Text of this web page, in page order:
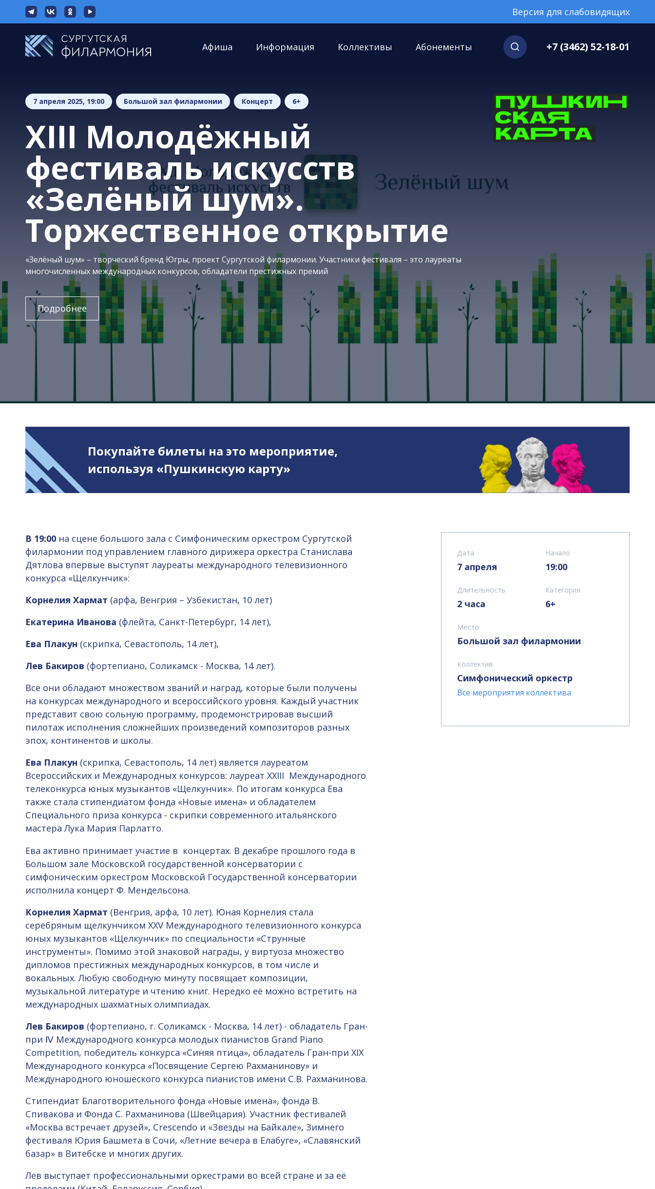
Версия для слабовидящих
Афиша Информация Коллективы Абонементы +7 (3462) 52-18-01
7 апреля 2025, 19:00 Большой зал филармонии Концерт 6+
XIII Молодёжный
фестиваль искусств
«Зелёный шум».
Торжественное открытие
«Зелёный шум» – творческий бренд Югры, проект Сургутской филармонии. Участники фестиваля – это лауреаты
многочисленных международных конкурсов, обладатели престижных премий
Подробнее
Покупайте билеты на это мероприятие,
используя «Пушкинскую карту»
В 19:00 на сцене большого зала с Симфоническим оркестром Сургутской
филармонии под управлением главного дирижера оркестра Станислава
Дятлова впервые выступят лауреаты международного телевизионного
конкурса «Щелкунчик»:
Корнелия Хармат (арфа, Венгрия – Узбекистан, 10 лет)
Екатерина Иванова (флейта, Санкт-Петербург, 14 лет),
Ева Плакун (скрипка, Севастополь, 14 лет),
Лев Бакиров (фортепиано, Соликамск - Москва, 14 лет).
Все они обладают множеством званий и наград, которые были получены
на конкурсах международного и всероссийского уровня. Каждый участник
представит свою сольную программу, продемонстрировав высший
пилотаж исполнения сложнейших произведений композиторов разных
эпох, континентов и школы.
Ева Плакун (скрипка, Севастополь, 14 лет) является лауреатом
Всероссийских и Международных конкурсов: лауреат XXIII Международного
телеконкурса юных музыкантов «Щелкунчик». По итогам конкурса Ева
также стала стипендиатом фонда «Новые имена» и обладателем
Специального приза конкурса - скрипки современного итальянского
мастера Лука Мария Парлатто.
Ева активно принимает участие в концертах. В декабре прошлого года в
Большом зале Московской государственной консерватории с
симфоническим оркестром Московской Государственной консерватории
исполнила концерт Ф. Мендельсона.
Корнелия Хармат (Венгрия, арфа, 10 лет). Юная Корнелия стала
серебряным щелкунчиком XXV Международного телевизионного конкурса
юных музыкантов «Щелкунчик» по специальности «Струнные
инструменты». Помимо этой знаковой награды, у виртуоза множество
дипломов престижных международных конкурсов, в том числе и
вокальных. Любую свободную минуту посвящает композиции,
музыкальной литературе и чтению книг. Нередко её можно встретить на
международных шахматных олимпиадах.
Лев Бакиров (фортепиано, г. Соликамск - Москва, 14 лет) - обладатель Гран-
при Ⅳ Международного конкурса молодых пианистов Grand Piano
Competition, победитель конкурса «Синяя птица», обладатель Гран-при XIX
Международного конкурса «Посвящение Сергею Рахманинову» и
Международного юношеского конкурса пианистов имени С.В. Рахманинова.
Стипендиат Благотворительного фонда «Новые имена», фонда В.
Спивакова и Фонда С. Рахманинова (Швейцария). Участник фестивалей
«Москва встречает друзей», Crescendo и «Звезды на Байкале», Зимнего
фестиваля Юрия Башмета в Сочи, «Летние вечера в Елабуге», «Славянский
базар» в Витебске и многих других.
Лев выступает профессиональными оркестрами во всей стране и за её
Дата
7 апреля
Начало
19:00
Длительность
2 часа
Категория
6+
Место
Большой зал филармонии
Коллектив
Симфонический оркестр
Все мероприятия коллектива